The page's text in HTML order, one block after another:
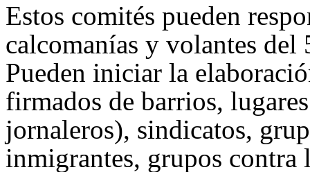
Estos comités pueden
calcomanías y volantes del
Pueden iniciar la
firmados de barrios,
jornaleros), sindicatos,
inmigrantes, grupos contra